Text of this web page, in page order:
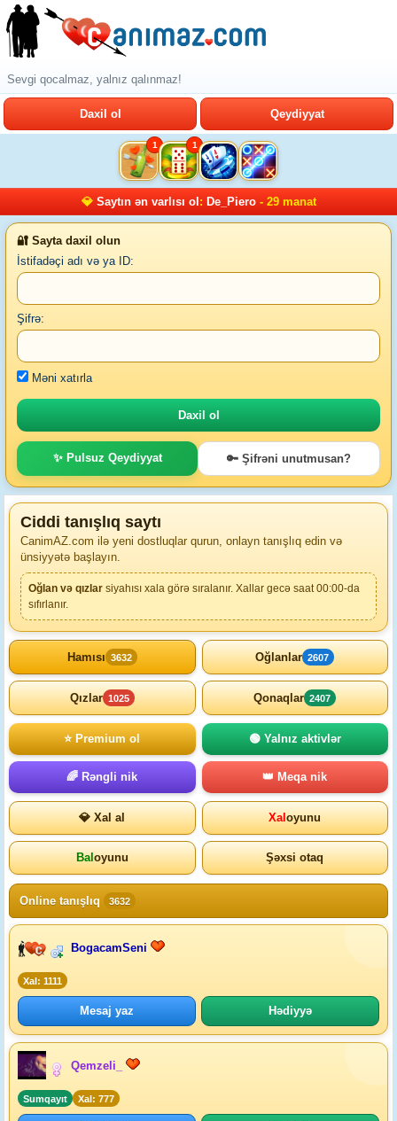
Sevgi qocalmaz, yalnız qalınmaz!
Daxil ol Qeydiyyat
1 1
💎 Saytın ən varlısı ol : De_Piero- 29 manat
🔐 Sayta daxil olun
İstifadəçi adı və ya ID:
Şifrə:
Məni xatırla
✨ Pulsuz Qeydiyyat 🔑 Şifrəni unutmusan?
Ciddi tanışlıq saytı
CanimAZ.com ilə yeni dostluqlar qurun, onlayn tanışlıq edin və
ünsiyyətə başlayın.
Oğlan və qızlar siyahısı xala görə sıralanır. Xallar gecə saat 00:00-da
sıfırlanır.
Hamısı 3632 Oğlanlar 2607
Qızlar 1025 Qonaqlar 2407
⭐ Premium ol 🟢 Yalnız aktivlər
🌈 Rəngli nik 👑 Meqa nik
💎 Xal al Xaloyunu
Baloyunu Şəxsi otaq
Online tanışlıq 3632
BogacamSeni
Xal: 1111
Mesaj yaz Hədiyyə
Qemzeli_
Sumqayıt Xal: 777